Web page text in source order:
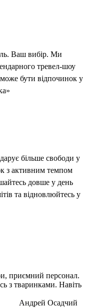
Ваш вибір. Ми
тревел-шоу
бути відпочинок у
більше свободи у
з активним темпом
довше у день
та відновлюйтесь у
приємний персонал.
з тваринками. Навіть
Андрей Осадчий